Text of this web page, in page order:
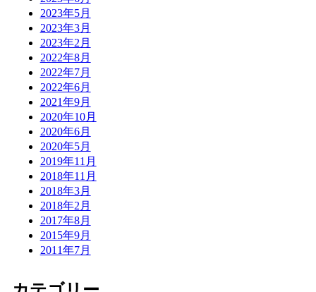
2023年5月
2023年3月
2023年2月
2022年8月
2022年7月
2022年6月
2021年9月
2020年10月
2020年6月
2020年5月
2019年11月
2018年11月
2018年3月
2018年2月
2017年8月
2015年9月
2011年7月